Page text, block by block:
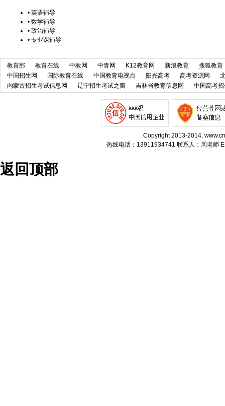
• 英语辅导
• 数学辅导
• 政治辅导
• 专业课辅导
教育部 教育在线 中教网 中青网 K12教育网 新浪教育
搜狐教育
中国招生网
国际教育在线 中国教育电视台 阳光高考 高考资源网
内蒙古招生考试信息网
辽宁招生考试之窗 吉林省教育信息网 中国高考
Copyright 2013-2014,
热线电话：13911934741 联系人：周老师
返回顶部